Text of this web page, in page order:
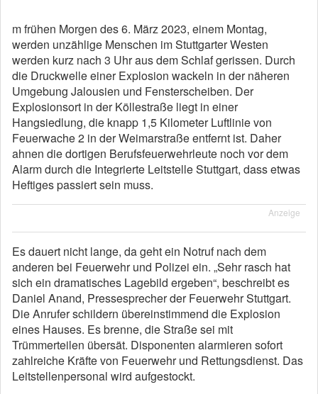
m frühen Morgen des 6. März 2023, einem Montag,
werden unzählige Menschen im Stuttgarter Westen
werden kurz nach 3 Uhr aus dem Schlaf gerissen. Durch
die Druckwelle einer Explosion wackeln in der näheren
Umgebung Jalousien und Fensterscheiben. Der
Explosionsort in der Köllestraße liegt in einer
Hangsiedlung, die knapp 1,5 Kilometer Luftlinie von
Feuerwache 2 in der Weimarstraße entfernt ist. Daher
ahnen die dortigen Berufsfeuerwehrleute noch vor dem
Alarm durch die Integrierte Leitstelle Stuttgart, dass etwas
Heftiges passiert sein muss.
Anzeige
Es dauert nicht lange, da geht ein Notruf nach dem
anderen bei Feuerwehr und Polizei ein. „Sehr rasch hat
sich ein dramatisches Lagebild ergeben“, beschreibt es
Daniel Anand, Pressesprecher der Feuerwehr Stuttgart.
Die Anrufer schildern übereinstimmend die Explosion
eines Hauses. Es brenne, die Straße sei mit
Trümmerteilen übersät. Disponenten alarmieren sofort
zahlreiche Kräfte von Feuerwehr und Rettungsdienst. Das
Leitstellenpersonal wird aufgestockt.